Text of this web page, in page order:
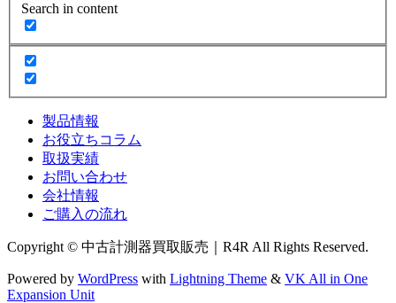
Search in content
製品情報
お役立ちコラム
取扱実績
お問い合わせ
会社情報
ご購入の流れ
Copyright © 中古計測器買取販売｜R4R All Rights Reserved.
Powered by WordPress with Lightning Theme & VK All in One
Expansion Unit